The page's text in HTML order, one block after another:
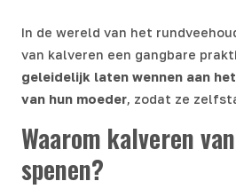
In de wereld van het
van kalveren een gangbare
geleidelijk laten wennen aan
van hun moeder, zodat ze
Waarom kalveren
spenen?